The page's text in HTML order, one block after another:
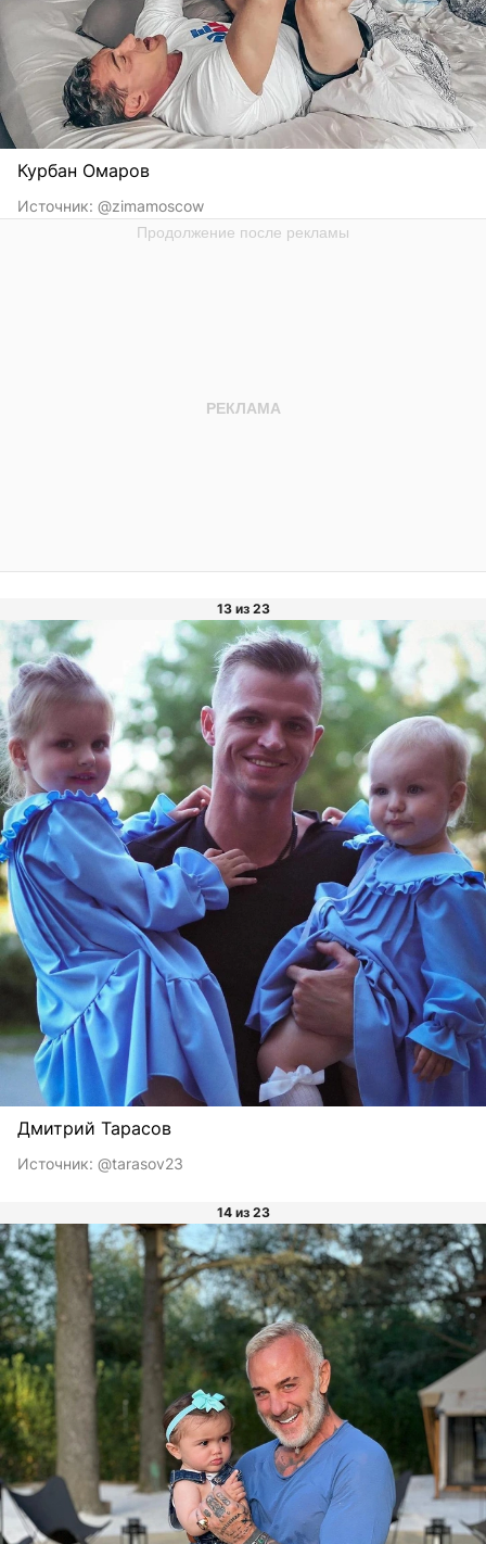
Курбан Омаров
Источник: @zimamoscow
13 из 23
Дмитрий Тарасов
Источник: @tarasov23
14 из 23